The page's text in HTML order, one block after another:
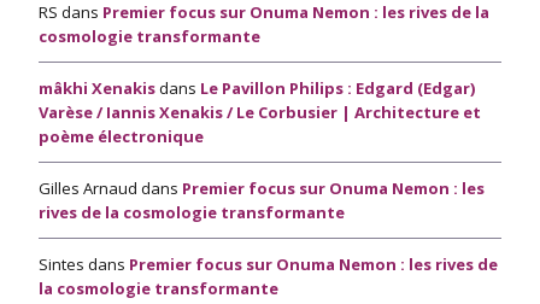
RS dans Premier focus sur Onuma Nemon : les rives de la
cosmologie transformante
mâkhi Xenakisdans Le Pavillon Philips : Edgard (Edgar)
Varèse / Iannis Xenakis / Le Corbusier | Architecture et
poème électronique
Gilles Arnaud dans Premier focus sur Onuma Nemon : les
rives de la cosmologie transformante
Sintes dans Premier focus sur Onuma Nemon : les rives de
la cosmologie transformante